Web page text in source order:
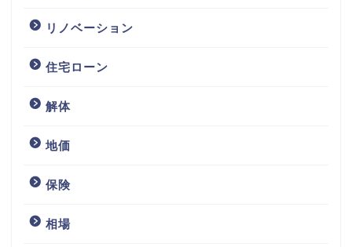
リノベーション
住宅ローン
解体
地価
保険
相場